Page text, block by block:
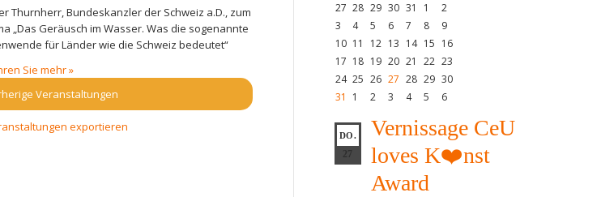
Thurnherr, Bundeskanzler der Schweiz a.D., zum
„Das Geräusch im Wasser. Was die sogenannte
für Länder wie die Schweiz bedeutet“
Sie mehr »
Veranstaltungen
exportieren
27 28 29 30 31 1
2
3
4 5 6 7 8
9
10 11 12 13 14 15 16
17 18 19 20 21 22 23
24 25 26 27 28 29 30
31
1 2 3 4 5 6
DO.
27
Vernissage CeU
loves K❤️nst
Award